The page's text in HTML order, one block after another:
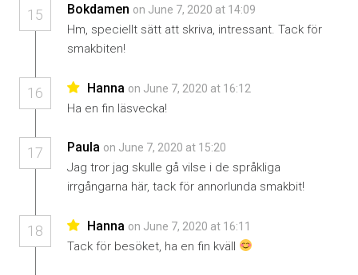
15 Bokdamen on June 7, 2020 at 14:09
Hm, speciellt sätt att skriva, intressant. Tack för
smakbiten!
16 Hanna on June 7, 2020 at 16:12
Ha en fin läsvecka!
17 Paula on June 7, 2020 at 15:20
Jag tror jag skulle gå vilse i de språkliga
irrgångarna här, tack för annorlunda smakbit!
18 Hanna on June 7, 2020 at 16:11
Tack för besöket, ha en fin kväll